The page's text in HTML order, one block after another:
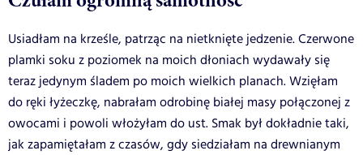
Usiadłam na krześle, patrząc na nietknięte jedzenie. Czerwone
plamki soku z poziomek na moich dłoniach wydawały się
teraz jedynym śladem po moich wielkich planach. Wzięłam
do ręki łyżeczkę, nabrałam odrobinę białej masy połączonej z
owocami i powoli włożyłam do ust. Smak był dokładnie taki,
jak zapamiętałam z czasów, gdy siedziałam na drewnianym